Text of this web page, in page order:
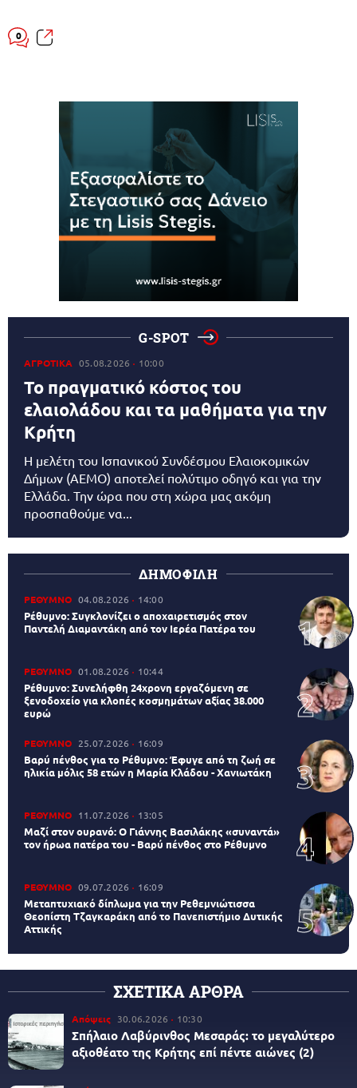
0
G-SPOT
ΑΓΡΟΤΙΚΑ 05.08.2026 10:00
Το πραγματικό κόστος του
ελαιολάδου και τα μαθήματα για την
Κρήτη
Η μελέτη του Ισπανικού Συνδέσμου Ελαιοκομικών
Δήμων (AEMO) αποτελεί πολύτιμο οδηγό και για την
Ελλάδα. Την ώρα που στη χώρα μας ακόμη
προσπαθούμε να...
ΔΗΜΟΦΙΛΗ
ΡΕΘΥΜΝΟ 04.08.2026 14:00
Ρέθυμνο: Συγκλονίζει ο αποχαιρετισμός στον
Παντελή Διαμαντάκη από τον Ιερέα Πατέρα του
ΡΕΘΥΜΝΟ 01.08.2026 10:44
Ρέθυμνο: Συνελήφθη 24χρονη εργαζόμενη σε
ξενοδοχείο για κλοπές κοσμημάτων αξίας 38.000
ευρώ
ΡΕΘΥΜΝΟ 25.07.2026 16:09
Βαρύ πένθος για το Ρέθυμνο: Έφυγε από τη ζωή σε
ηλικία μόλις 58 ετών η Μαρία Κλάδου - Χανιωτάκη
ΡΕΘΥΜΝΟ 11.07.2026 13:05
Μαζί στον ουρανό: Ο Γιάννης Βασιλάκης «συναντά»
τον ήρωα πατέρα του - Βαρύ πένθος στο Ρέθυμνο
ΡΕΘΥΜΝΟ 09.07.2026 16:09
Μεταπτυχιακό δίπλωμα για την Ρεθεμνιώτισσα
Θεοπίστη Τζαγκαράκη από το Πανεπιστήμιο Δυτικής
Αττικής
ΣΧΕΤΙΚΑ ΑΡΘΡΑ
Απόψεις 30.06.2026 10:30
Σπήλαιο Λαβύρινθος Μεσαράς: το μεγαλύτερο
αξιοθέατο της Κρήτης επί πέντε αιώνες (2)